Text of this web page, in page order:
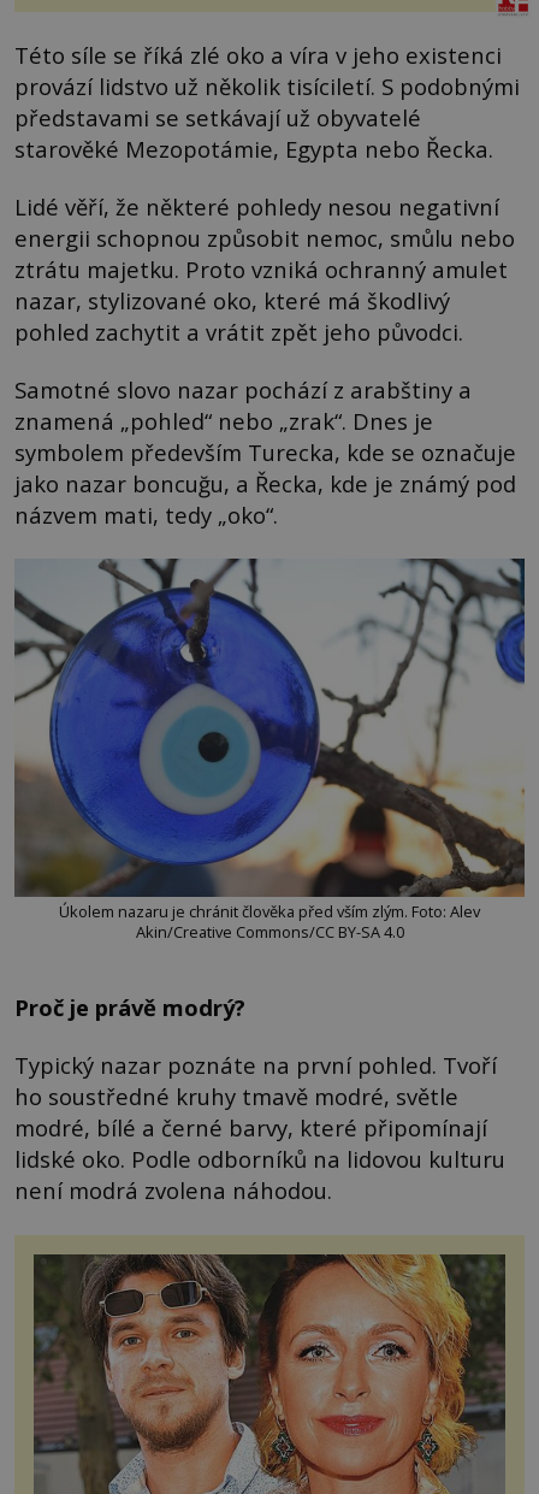
Této síle se říká zlé oko a víra v jeho existenci
provází lidstvo už několik tisíciletí. S podobnými
představami se setkávají už obyvatelé
starověké Mezopotámie, Egypta nebo Řecka.
Lidé věří, že některé pohledy nesou negativní
energii schopnou způsobit nemoc, smůlu nebo
ztrátu majetku. Proto vzniká ochranný amulet
nazar, stylizované oko, které má škodlivý
pohled zachytit a vrátit zpět jeho původci.
Samotné slovo nazar pochází z arabštiny a
znamená „pohled“ nebo „zrak“. Dnes je
symbolem především Turecka, kde se označuje
jako nazar boncuğu, a Řecka, kde je známý pod
názvem mati, tedy „oko“.
Úkolem nazaru je chránit člověka před vším zlým. Foto: Alev
Akin/Creative Commons/CC BY-SA 4.0
Proč je právě modrý?
Typický nazar poznáte na první pohled. Tvoří
ho soustředné kruhy tmavě modré, světle
modré, bílé a černé barvy, které připomínají
lidské oko. Podle odborníků na lidovou kulturu
není modrá zvolena náhodou.